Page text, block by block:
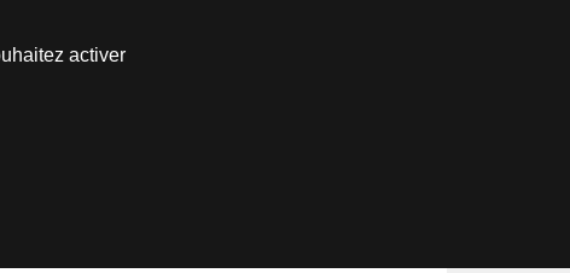
activer